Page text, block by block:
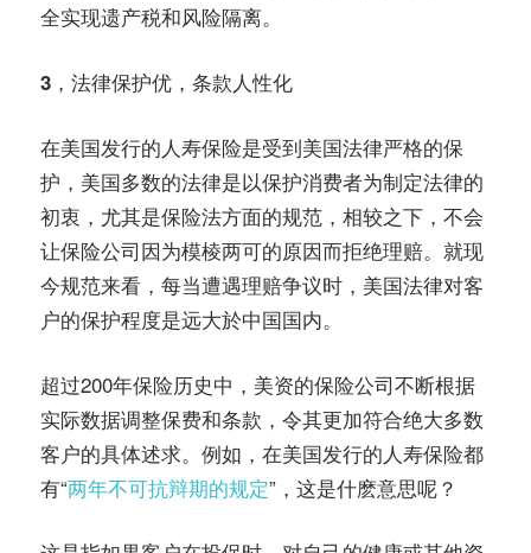
全实现遗产税和风险隔离。
3，法律保护优，条款人性化
在美国发行的人寿保险是受到美国法律严格的保
护，美国多数的法律是以保护消费者为制定法律的
初衷，尤其是保险法方面的规范，相较之下，不会
让保险公司因为模棱两可的原因而拒绝理赔。就现
今规范来看，每当遭遇理赔争议时，美国法律对客
户的保护程度是远大於中国国内。
超过200年保险历史中，美资的保险公司不断根据
实际数据调整保费和条款，令其更加符合绝大多数
客户的具体述求。例如，在美国发行的人寿保险都
有“两年不可抗辩期的规定”，这是什麽意思呢？